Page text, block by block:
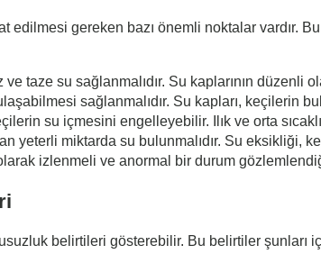
edilmesi gereken bazı önemli noktalar vardır.
taze su sağlanmalıdır. Su kaplarının
sağlanmalıdır. Su kapları, keçilerin
su içmesini engelleyebilir. Ilık ve orta
yeterli miktarda su bulunmalıdır. Su eksikliği,
izlenmeli ve anormal bir durum
belirtileri gösterebilir. Bu belirtiler şunları